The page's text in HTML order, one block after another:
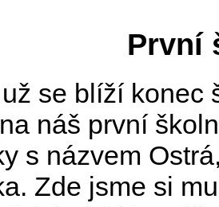
První
se blíží konec
náš první
s názvem
Zde jsme si